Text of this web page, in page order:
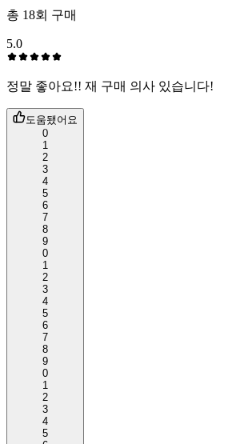
총 18회 구매
5.0
정말 좋아요!! 재 구매 의사 있습니다!
도움됐어요
0
1
2
3
4
5
6
7
8
9
0
1
2
3
4
5
6
7
8
9
0
1
2
3
4
5